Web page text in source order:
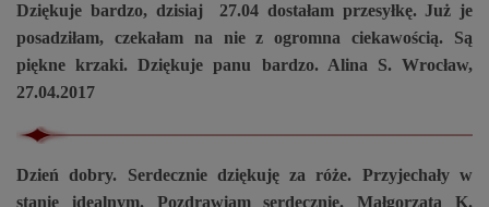
Dziękuje bardzo, dzisiaj 27.04 dostałam przesyłkę. Już je
posadziłam, czekałam na nie z ogromna ciekawością. Są
piękne krzaki. Dziękuje panu bardzo. Alina S. Wrocław,
27.04.2017
Dzień dobry. Serdecznie dziękuję za róże. Przyjechały w
stanie idealnym. Pozdrawiam serdecznie. Małgorzata K.